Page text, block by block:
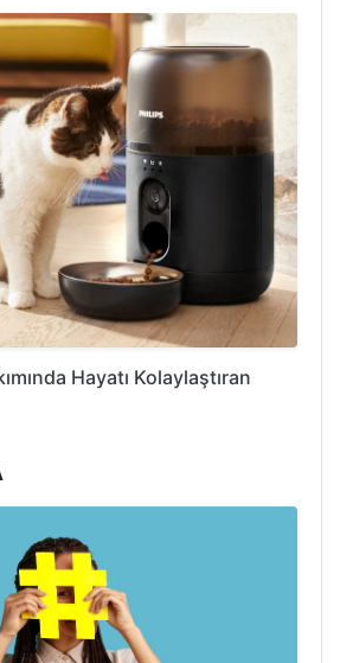
Hayatı Kolaylaştıran